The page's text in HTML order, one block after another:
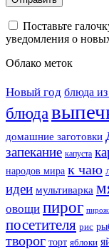
Поставьте
уведомления о
Облако меток
Новый год блюда
блюда
домашние заготовки
запекание капуста
народов мира к чаю
идеи мультиварка
овощи пирог
посетителя рис
творог торт яблоки